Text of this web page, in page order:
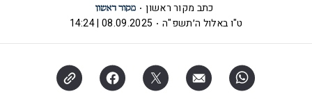
כתב מקור ראשון
ט"ו באלול ה׳תשפ"ה
08.09.2025 | 14:24